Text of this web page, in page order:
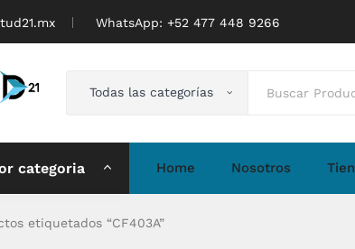
WhatsApp: ‪+52 477 448 9266
Todas las categorías
categoria Home Nosotros
etiquetados “CF403A”